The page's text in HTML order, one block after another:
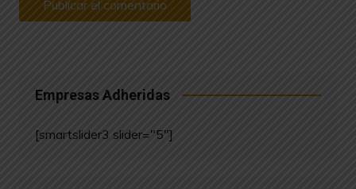
Empresas Adheridas
[smartslider3 slider="5"]